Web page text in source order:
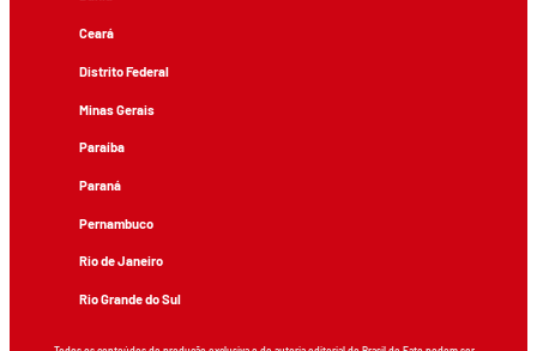
Ceará
Distrito Federal
Minas Gerais
Paraíba
Paraná
Pernambuco
Rio de Janeiro
Rio Grande do Sul